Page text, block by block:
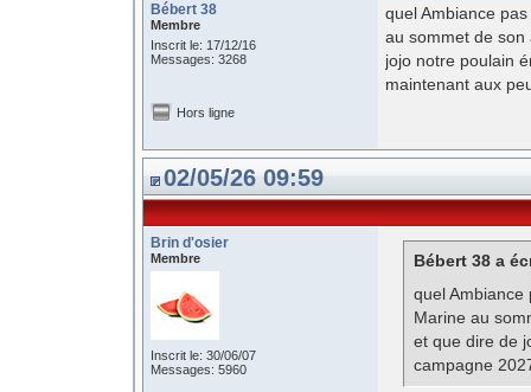
Bébert 38
Membre
Inscrit le: 17/12/16
Messages: 3268
quel Ambiance
au sommet de
jojo notre poulain
maintenant aux
Hors ligne
02/05/26 09:59
Brin d'osier
Membre
Inscrit le: 30/06/07
Messages: 5960
Bébert 38 a
quel Ambiance
Marine au
et que dire de
campagne